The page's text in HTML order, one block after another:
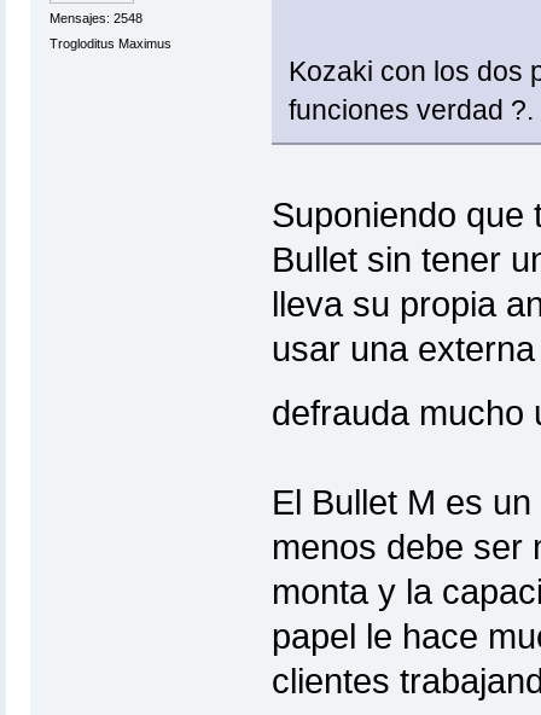
Mensajes: 2548
Trogloditus Maximus
Kozaki con los dos
funciones verdad ?.
Suponiendo que
Bullet sin tener
lleva su propia
usar una
defrauda
El Bullet M es
menos debe ser
monta y la
papel le hace
clientes